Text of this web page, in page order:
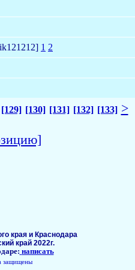
1 2
[129] [130] [131] [132] [133] >
края и Краснодара
край 2022г.
написать
защищены